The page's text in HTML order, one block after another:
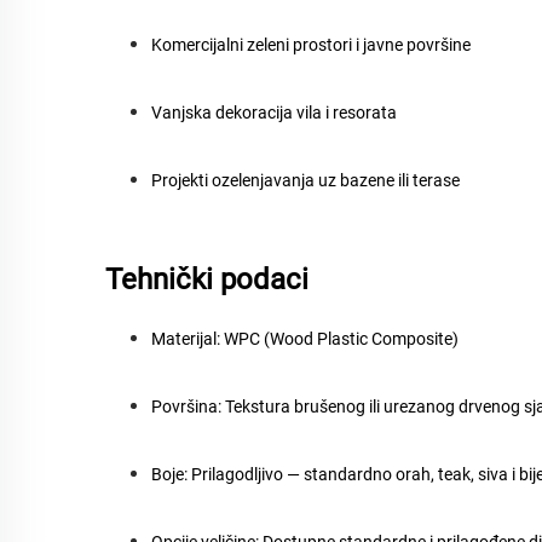
Komercijalni zeleni prostori i javne površine
Vanjska dekoracija vila i resorata
Projekti ozelenjavanja uz bazene ili terase
Tehnički podaci
Materijal:WPC (Wood Plastic Composite)
Površina:Tekstura brušenog ili urezanog drvenog
Boje: Prilagodljivo — standardno orah, teak, siva i